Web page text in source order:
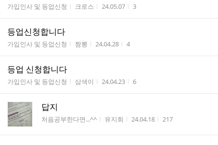
게시판명
가입인사 및 등업신청 작성자
크로스 작성시간
24.05.07 조회수
3
등업신청합니다
게시판명
가입인사 및 등업신청 작성자
짬뽕 작성시간
24.04.28 조회수
4
등업 신청합니다
게시판명
가입인사 및 등업신청 작성자
삼색이 작성시간
24.04.23 조회수
6
답지
게시판명
처음공부한다면...^^ 작성자
유지희 작성시간
24.04.18 조회수
217